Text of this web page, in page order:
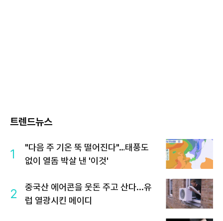
트렌드뉴스
1
"다음 주 기온 뚝 떨어진다"…태풍도
없이 열돔 박살 낸 '이것'
2
중국산 에어콘을 웃돈 주고 산다...유
럽 열광시킨 메이디